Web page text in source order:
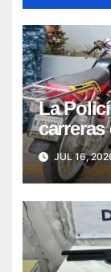
La
JUL 16,